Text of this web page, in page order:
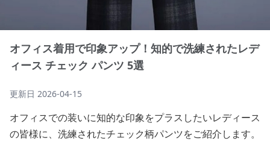
オフィス着用で印象アップ！知的で洗練されたレデ
ィース チェック パンツ 5選
更新日 2026-04-15
オフィスでの装いに知的な印象をプラスしたいレディース
の皆様に、洗練されたチェック柄パンツをご紹介します。